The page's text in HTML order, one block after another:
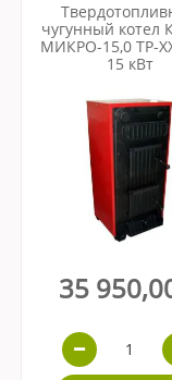
чугунный котел
МИКРО-15,0 ТР-
15 кВт
35